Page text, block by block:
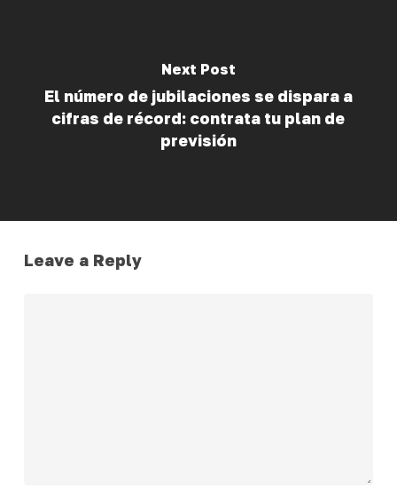
Next Post
El número de jubilaciones se dispara a
cifras de récord: contrata tu plan de
previsión
Leave a Reply